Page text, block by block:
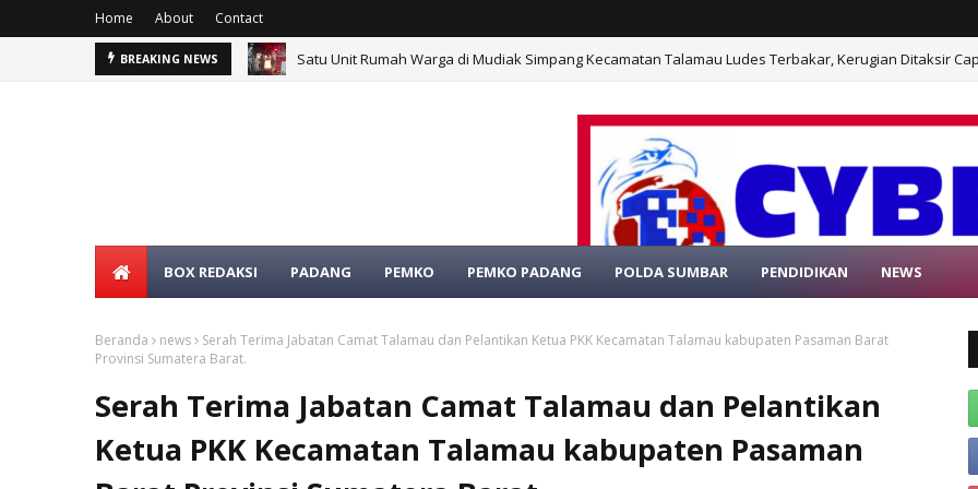
Home About Contact
BREAKING NEWS Denika Saputra Resmi Pimpin DPC PPP Pasaman Barat, Pasang Target Rebut Kursi Terbanyak di
SELAMAT
BOX REDAKSI PADANG PEMKO PEMKO PADANG POLDA SUMBAR PENDIDIKAN NEWS
Beranda news
Serah Terima Jabatan Camat Talamau dan Pelantikan Ketua PKK Kecamatan Talamau kabupaten Pasaman Barat
Provinsi Sumatera Barat.
Serah Terima Jabatan Camat Talamau dan Pelantikan
Ketua PKK Kecamatan Talamau kabupaten Pasaman